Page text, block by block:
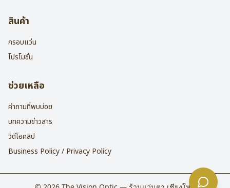
สินค้า
กรอบแว่น
โปรโมชั่น
ช่วยเหลือ
คำถามที่พบบ่อย
บทความข่าวสาร
วิดีโอคลิป
Business Policy / Privacy Policy